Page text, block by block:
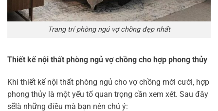
Trang trí phòng ngủ vợ chồng đẹp nhất
Thiết kế nội thất phòng ngủ vợ chồng cho hợp phong thủy
Khi thiết kế nội thất phòng ngủ cho vợ chồng mới cưới, hợp
phong thủy là một yếu tố quan trọng cần xem xét. Sau đây
sẽlà những điều mà bạn nên chú ý: